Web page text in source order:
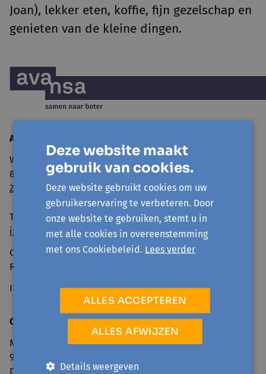
Joan), lekker eten, koffie, fijn gezelschap en
genieten van de kleine dingen.
Avansa
Wandelweg 11
8500 Kortrijk
Zo geraak je er
Tel: 056 260 600
info@avansa-mzw.be
Ondernemingsnummer: BE0859.901.733
RPR GENT, afd. KORTRIJK
IBAN BE69 0014 0920 4478
Openingsuren onthaal:
Maandag:
9.00 - 12.30 / 13.30 - 16.00
Dinsdag:
Deze website maakt
gebruik van cookies.
Deze website gebruikt cookies om uw
gebruikerservaring te verbeteren. Door
onze website te gebruiken, stemt u in
met alle cookies in overeenstemming
met ons Cookiebeleid. Lees verder
ALLES ACCEPTEREN
ALLES AFWIJZEN
Details weergeven